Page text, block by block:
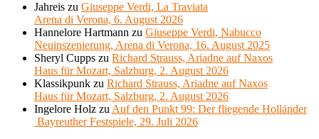
Jahreis zu Giuseppe Verdi, La Traviata
Arena di Verona, 6. August 2026
Hannelore Hartmann zu Giuseppe Verdi, Nabucco
Neuinszenierung, Arena di Verona, 16. August 2025
Sheryl Cupps zu Richard Strauss, Ariadne auf Naxos
Haus für Mozart, Salzburg, 2. August 2026
Klassikpunk zu Richard Strauss, Ariadne auf Naxos
Haus für Mozart, Salzburg, 2. August 2026
Ingelore Holz zu Auf den Punkt 99: Der fliegende Holländer
Bayreuther Festspiele, 29. Juli 2026